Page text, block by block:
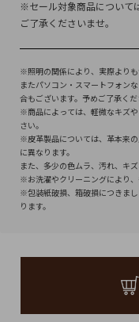
※セール対象商品について
ご了承くださいませ。
※照明の関係により、実際よりも
またパソコン・スマートフォン
合もございます。予めご了承くだ
※商品によっては、軽微なキズ
さい。
※皮革製品については、革本来
に異なります。
また、多少の色ムラ、汚れ、キ
※お洗濯やクリーニングにより、
※包装紙破損、箱破損につきま
ります。